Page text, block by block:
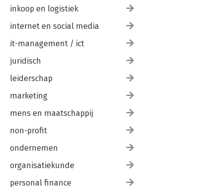
inkoop en logistiek
internet en social media
it-management / ict
juridisch
leiderschap
marketing
mens en maatschappij
non-profit
ondernemen
organisatiekunde
personal finance